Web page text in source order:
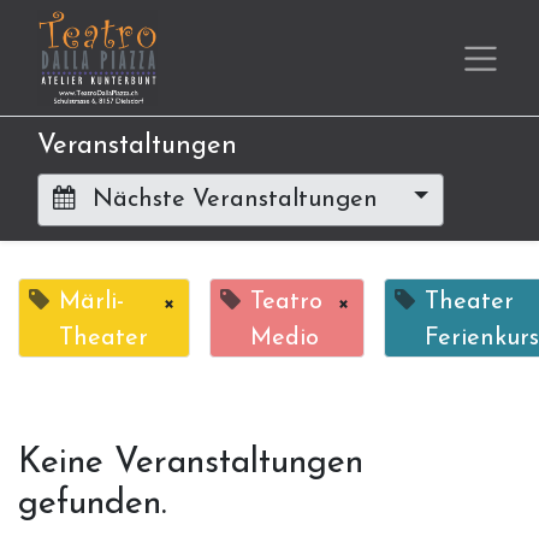
Veranstaltungen
Nächste Veranstaltungen
Märli-
Theater
×
Teatro
Medio
×
Theater
Ferienkurs
Keine Veranstaltungen
gefunden.